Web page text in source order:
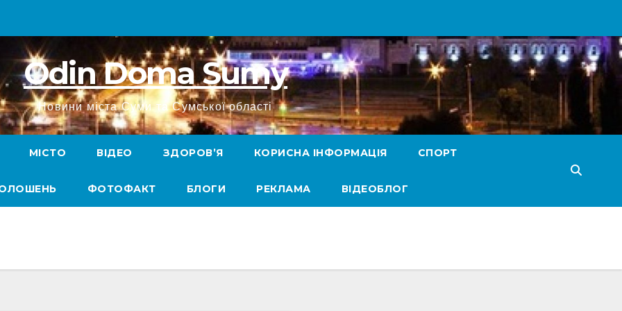
Odin Doma Sumy
Новини міста Суми та Сумської області
МІСТО ВІДЕО ЗДОРОВ’Я КОРИСНА ІНФОРМАЦІЯ СПОРТ
ФОТОФАКТ БЛОГИ РЕКЛАМА ВІДЕОБЛОГ